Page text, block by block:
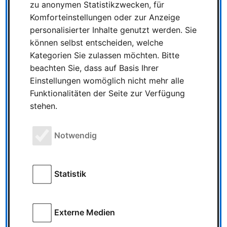
Die nominierten Spiele
für den Brettspiel-
Innovationspreis
innoSPIEL 2022 stehen
fest
Die nominierten Spiele für den Brettspiel-
Geschätze Lesezeit: 4 Minuten In einer
zu anonymen Statistikzwecken, für
Komforteinstellungen oder zur Anzeige
personalisierter Inhalte genutzt werden. Sie
können selbst entscheiden, welche
Kategorien Sie zulassen möchten. Bitte
beachten Sie, dass auf Basis Ihrer
Einstellungen womöglich nicht mehr alle
Funktionalitäten der Seite zur Verfügung
stehen.
Notwendig
Statistik
Externe Medien